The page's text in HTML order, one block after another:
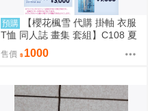
預購
【櫻花楓雪 代購 掛軸 衣服
T恤 同人誌 畫集 套組】C108 夏
色しずく カントク 監督 5年目の
放課後
售價 1000